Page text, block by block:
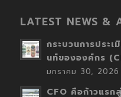
LATEST NEWS &
กระบวนการประ
นท์ขององค์กร
มกราคม 30,
CFO คือก้าวแรก